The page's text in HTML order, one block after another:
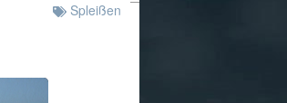
Spleißen